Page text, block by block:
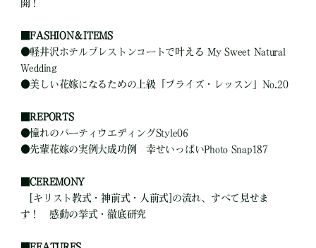
開！
■FASHION＆ITEMS
●軽井沢ホテルブレストンコートで叶える My Sweet Natural
Wedding
●美しい花嫁になるための上級「ブライズ・レッスン」No.20
■REPORTS
●憧れのパーティウエディングStyle06
●先輩花嫁の実例大成功例 幸せいっぱいPhoto Snap187
■CEREMONY
[キリスト教式・神前式・人前式]の流れ、すべて見せま
す！ 感動の挙式・徹底研究